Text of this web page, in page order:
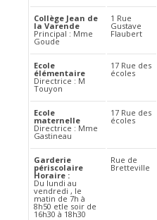
Collège Jean de
la Varende
Principal : Mme
Goude
1 Rue
Gustave
Flaubert
Ecole
élémentaire
Directrice : M
Touyon
17 Rue des
écoles
Ecole
maternelle
Directrice : Mme
Gastineau
17 Rue des
écoles
Garderie
périscolaire
Horaire :
Du lundi au
vendredi , le
matin de 7h à
8h50 etle soir de
16h30 à 18h30
Rue de
Bretteville